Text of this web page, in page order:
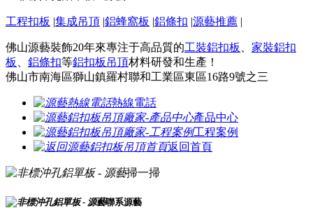
工程扣板 |集成吊頂 |鋁蜂窩板 |鋁條扣 |源藝推薦 |
佛山源藝裝飾20年來專注于高品質的工裝鋁扣板
家裝鋁扣
板
鋁條扣等鋁扣板吊頂材料研發和生產！
佛山市南海區獅山鎮羅村聯和工業區東區16路9號之三
熱線電話
產品中心
工程案例
返回首頁
掃一掃
聯系源藝